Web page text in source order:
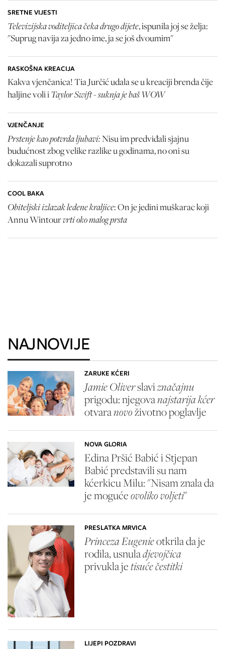
SRETNE VIJESTI
Televizijska voditeljica čeka drugo dijete, ispunila joj se želja:
"Suprug navija za jedno ime, ja se još dvoumim"
RASKOŠNA KREACIJA
Kakva vjenčanica! Tia Jurčić udala se u kreaciji brenda čije
haljine voli iTaylor Swift - suknja je baš WOW
VJENČANJE
Prstenje kao potvrda ljubavi:Nisu im predviđali sjajnu
budućnost zbog velike razlike u godinama, no oni su
dokazali suprotno
COOL BAKA
Obiteljski izlazak ledene kraljice: On je jedini muškarac koji
Annu Wintourvrti oko malog prsta
NAJNOVIJE
ZARUKE KĆERI
Jamie Oliverslaviznačajnu
prigodu: njegovanajstarija kćer
otvaranovoživotno poglavlje
NOVA GLORIA
Edina Pršić Babić i Stjepan
Babić predstavili su nam
kćerkicu Milu: "Nisam znala da
je mogućeovoliko voljeti"
PRESLATKA MRVICA
Princeza Eugenieotkrila da je
rodila, usnuladjevojčica
privukla jetisuće čestitki
LIJEPI POZDRAVI